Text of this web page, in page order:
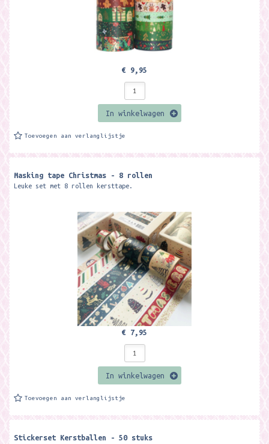
€ 9,95
In winkelwagen
Toevoegen aan verlanglijstje
Masking tape Christmas - 8 rollen
Leuke set met 8 rollen kersttape.
€ 7,95
In winkelwagen
Toevoegen aan verlanglijstje
Stickerset Kerstballen - 50 stuks